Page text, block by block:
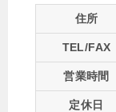
住所
TEL/FAX
営業時間
定休日